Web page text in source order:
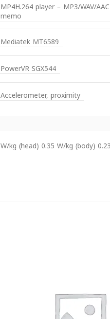
MP4H.264 player – MP3/WAV/
memo
Mediatek MT6589
PowerVR SGX544
Accelerometer, proximity
0.23 W/kg (head) 0.35 W/kg (body)